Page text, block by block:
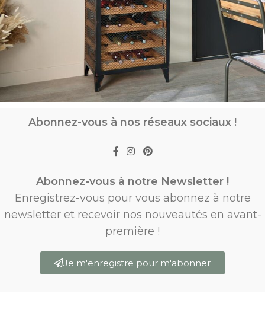
Abonnez-vous à nos réseaux sociaux !
Abonnez-vous à notre Newsletter !
Enregistrez-vous pour vous abonnez à notre
newsletter et recevoir nos nouveautés en avant-
première !
Je m'enregistre pour m'abonner